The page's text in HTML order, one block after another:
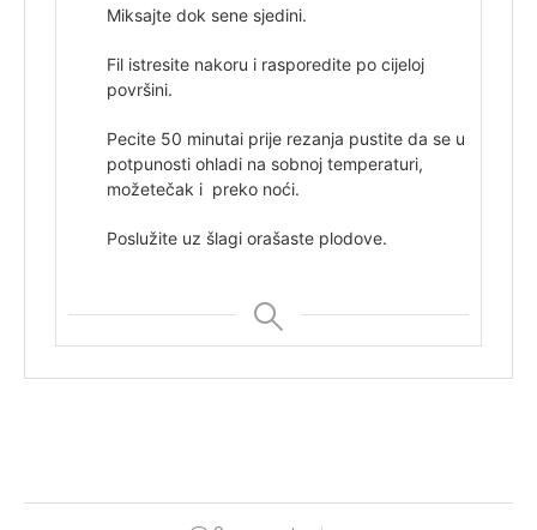
Miksajte dok sene sjedini.
Fil istresite nakoru i rasporedite po cijeloj
površini.
Pecite 50 minutai prije rezanja pustite da se u
potpunosti ohladi na sobnoj temperaturi,
možetečak i preko noći.
Poslužite uz šlagi orašaste plodove.